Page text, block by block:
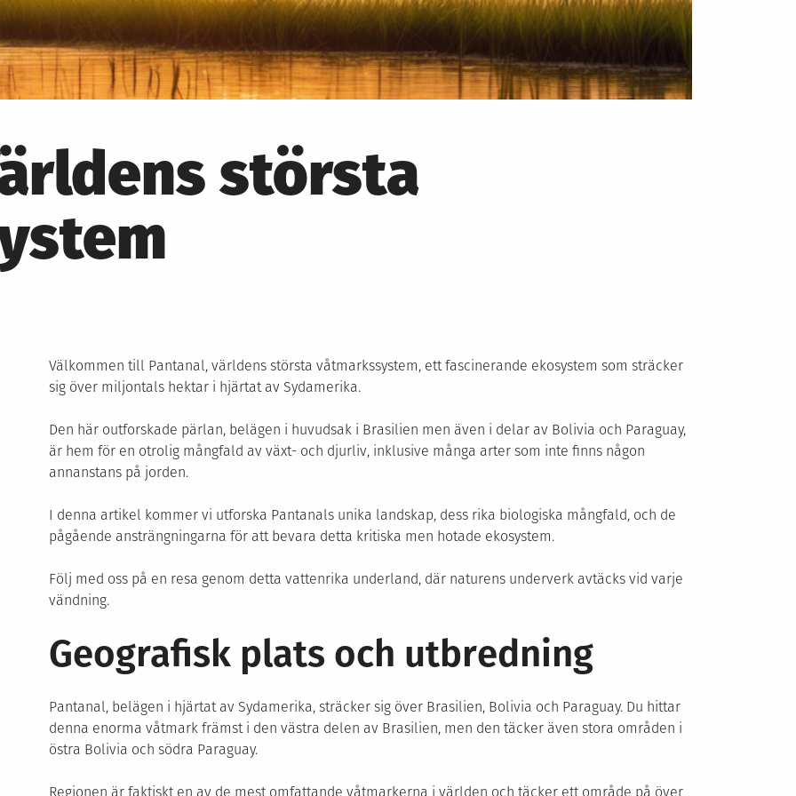
största
Välkommen till Pantanal, världens största våtmarkssystem, ett fascinerande ekosystem som sträcker
sig över miljontals hektar i hjärtat av Sydamerika.
Den här outforskade pärlan, belägen i huvudsak i Brasilien men även i delar av Bolivia och Paraguay,
är hem för en otrolig mångfald av växt- och djurliv, inklusive många arter som inte finns någon
annanstans på jorden.
I denna artikel kommer vi utforska Pantanals unika landskap, dess rika biologiska mångfald, och de
pågående ansträngningarna för att bevara detta kritiska men hotade ekosystem.
Följ med oss på en resa genom detta vattenrika underland, där naturens underverk avtäcks vid varje
vändning.
Geografisk plats och utbredning
Pantanal, belägen i hjärtat av Sydamerika, sträcker sig över Brasilien, Bolivia och Paraguay. Du hittar
denna enorma våtmark främst i den västra delen av Brasilien, men den täcker även stora områden i
östra Bolivia och södra Paraguay.
Regionen är faktiskt en av de mest omfattande våtmarkerna i världen och täcker ett område på över